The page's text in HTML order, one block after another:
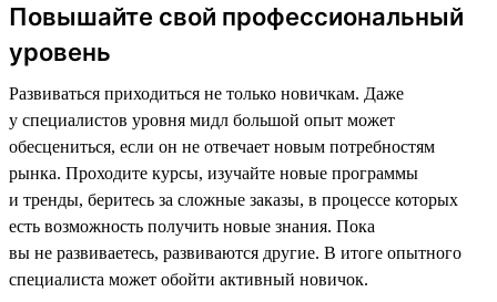
Повышайте свой профессиональный
уровень
Развиваться приходиться не только новичкам. Даже
у специалистов уровня мидл большой опыт может
обесцениться, если он не отвечает новым потребностям
рынка. Проходите курсы, изучайте новые программы
и тренды, беритесь за сложные заказы, в процессе которых
есть возможность получить новые знания. Пока
вы не развиваетесь, развиваются другие. В итоге опытного
специалиста может обойти активный новичок.